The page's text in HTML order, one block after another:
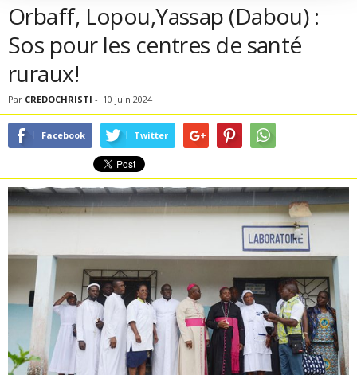
Orbaff, Lopou,Yassap (Dabou) :
Sos pour les centres de santé
ruraux!
Par CREDOCHRISTI - 10 juin 2024
Facebook Twitter